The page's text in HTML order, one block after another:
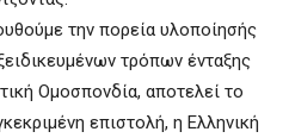
την πορεία υλοποίησής
τρόπων ένταξης
Ομοσπονδία, αποτελεί το
επιστολή, η Ελληνική